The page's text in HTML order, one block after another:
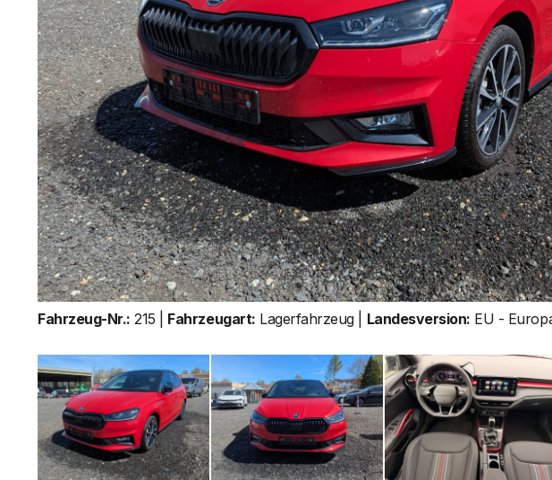
Fahrzeug-Nr.: 215 | Fahrzeugart: Lagerfahrzeug | Landesversion: EU -